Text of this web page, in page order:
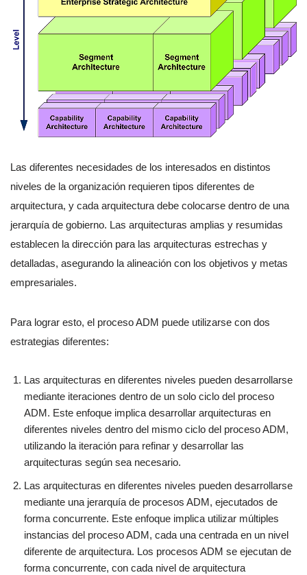
Las diferentes necesidades de los interesados en distintos
niveles de la organización requieren tipos diferentes de
arquitectura, y cada arquitectura debe colocarse dentro de una
jerarquía de gobierno. Las arquitecturas amplias y resumidas
establecen la dirección para las arquitecturas estrechas y
detalladas, asegurando la alineación con los objetivos y metas
empresariales.
Para lograr esto, el proceso ADM puede utilizarse con dos
estrategias diferentes:
Las arquitecturas en diferentes niveles pueden desarrollarse
mediante iteraciones dentro de un solo ciclo del proceso
ADM. Este enfoque implica desarrollar arquitecturas en
diferentes niveles dentro del mismo ciclo del proceso ADM,
utilizando la iteración para refinar y desarrollar las
arquitecturas según sea necesario.
Las arquitecturas en diferentes niveles pueden desarrollarse
mediante una jerarquía de procesos ADM, ejecutados de
forma concurrente. Este enfoque implica utilizar múltiples
instancias del proceso ADM, cada una centrada en un nivel
diferente de arquitectura. Los procesos ADM se ejecutan de
forma concurrente, con cada nivel de arquitectura